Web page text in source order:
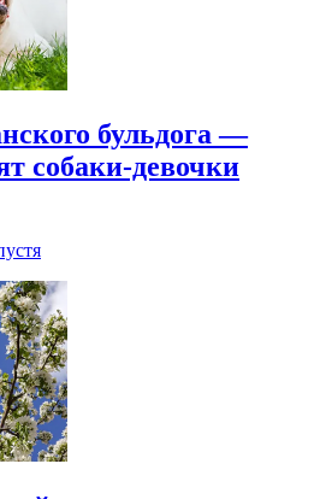
бульдога —
собаки-девочки